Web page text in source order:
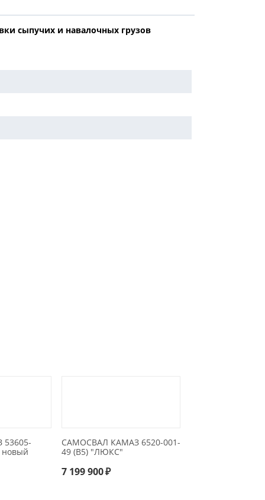
сыпучих и навалочных грузов
53605-
новый
САМОСВАЛ КАМАЗ 6520-001-
49 (B5) "ЛЮКС"
7 199 900₽